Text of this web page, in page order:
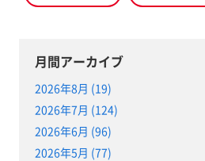
月間アーカイブ
2026年8月 (19)
2026年7月 (124)
2026年6月 (96)
2026年5月 (77)